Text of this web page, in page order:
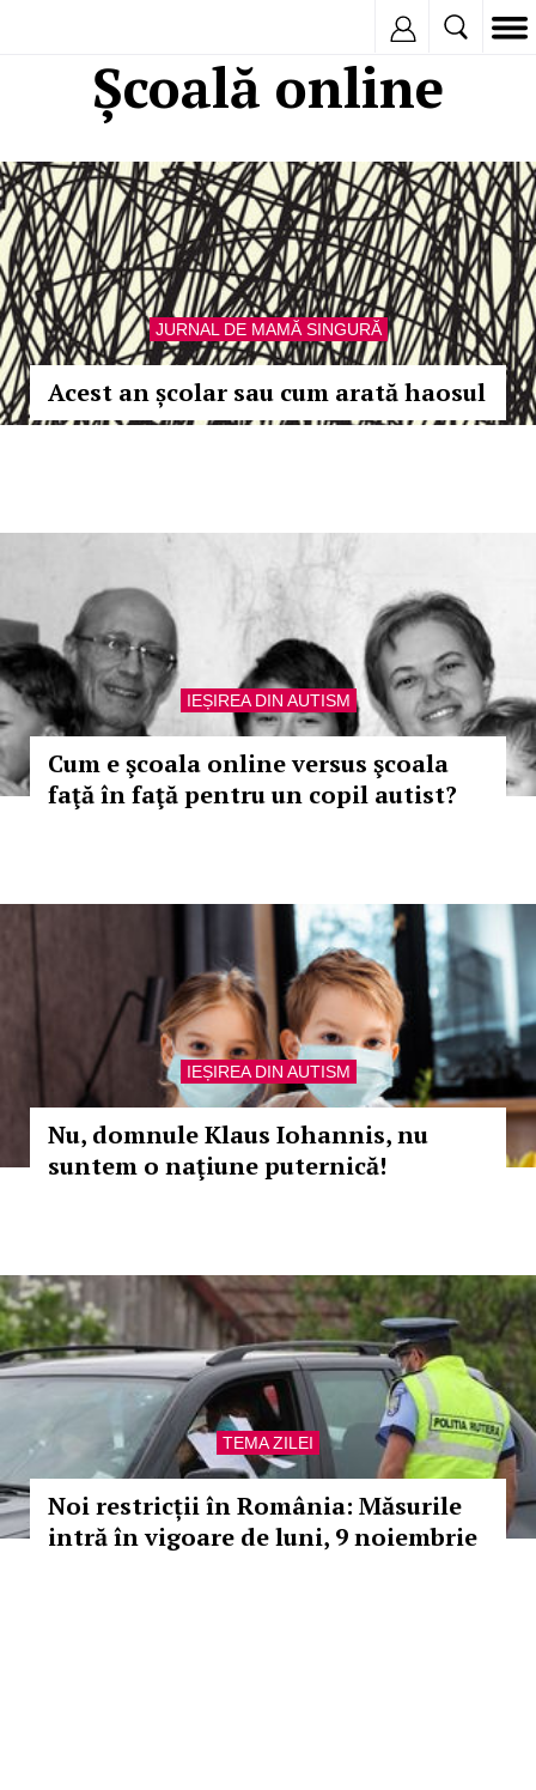
Școală online
JURNAL DE MAMĂ SINGURĂ
Acest an școlar sau cum arată haosul
IEȘIREA DIN AUTISM
Cum e şcoala online versus şcoala
faţă în faţă pentru un copil autist?
IEȘIREA DIN AUTISM
Nu, domnule Klaus Iohannis, nu
suntem o naţiune puternică!
TEMA ZILEI
Noi restricții în România: Măsurile
intră în vigoare de luni, 9 noiembrie